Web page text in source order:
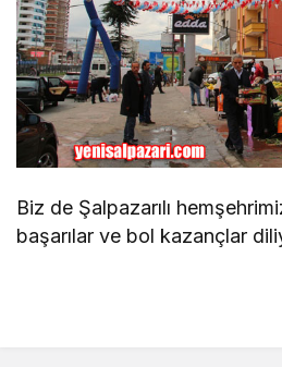
Biz de Şalpazarılı
başarılar ve bol kazançlar